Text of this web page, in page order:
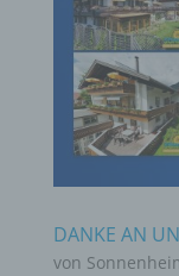
DANKE AN
von